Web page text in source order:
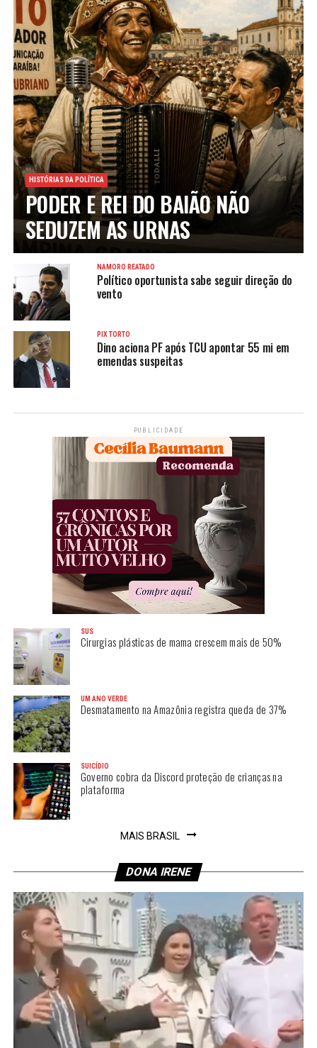
HISTÓRIAS DA POLÍTICA
PODER E REI DO BAIÃO NÃO
SEDUZEM AS URNAS
NAMORO REATADO
Político oportunista sabe seguir direção do
vento
PIX TORTO
Dino aciona PF após TCU apontar 55 mi em
emendas suspeitas
PUBLICIDADE
SUS
Cirurgias plásticas de mama crescem mais de 50%
UM ANO VERDE
Desmatamento na Amazônia registra queda de 37%
SUICÍDIO
Governo cobra da Discord proteção de crianças na
plataforma
MAIS BRASIL
DONA IRENE